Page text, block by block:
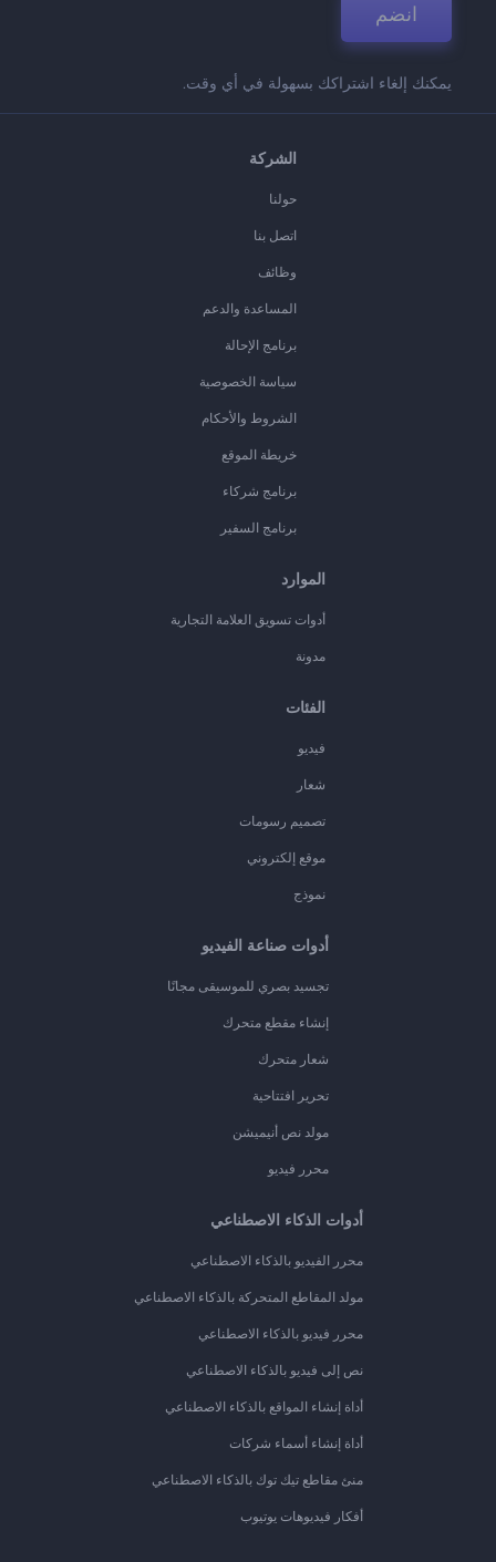
انضم
يمكنك إلغاء اشتراكك بسهولة في أي وقت.
الشركة
حولنا
اتصل بنا
وظائف
المساعدة والدعم
برنامج الإحالة
سياسة الخصوصية
الشروط والأحكام
خريطة الموقع
برنامج شركاء
برنامج السفير
الموارد
أدوات تسويق العلامة التجارية
مدونة
الفئات
فيديو
شعار
تصميم رسومات
موقع إلكتروني
نموذج
أدوات صناعة الفيديو
تجسيد بصري للموسيقى مجانًا
إنشاء مقطع متحرك
شعار متحرك
تحرير افتتاحية
مولد نص أنيميشن
محرر فيديو
أدوات الذكاء الاصطناعي
محرر الفيديو بالذكاء الاصطناعي
مولد المقاطع المتحركة بالذكاء الاصطناعي
محرر فيديو بالذكاء الاصطناعي
نص إلى فيديو بالذكاء الاصطناعي
أداة إنشاء المواقع بالذكاء الاصطناعي
أداة إنشاء أسماء شركات
منئ مقاطع تيك توك بالذكاء الاصطناعي
أفكار فيديوهات يوتيوب